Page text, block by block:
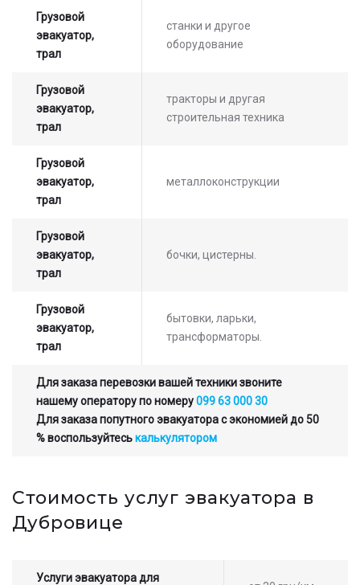
Грузовой
эвакуатор,
трал
станки и другое
оборудование
Грузовой
эвакуатор,
трал
тракторы и другая
строительная техника
Грузовой
эвакуатор,
трал
металлоконструкции
Грузовой
эвакуатор,
трал
бочки, цистерны.
Грузовой
эвакуатор,
трал
бытовки, ларьки,
трансформаторы.
Для заказа перевозки вашей техники звоните
нашему оператору по номеру099 63 000 30
Для заказа попутного эвакуатора с экономией до 50
% воспользуйтеськалькулятором
Стоимость услуг эвакуатора в
Дубровице
Услуги эвакуатора для
оператором